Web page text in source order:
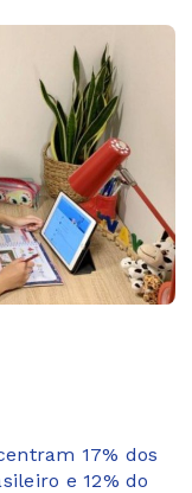
17% dos
e 12% do